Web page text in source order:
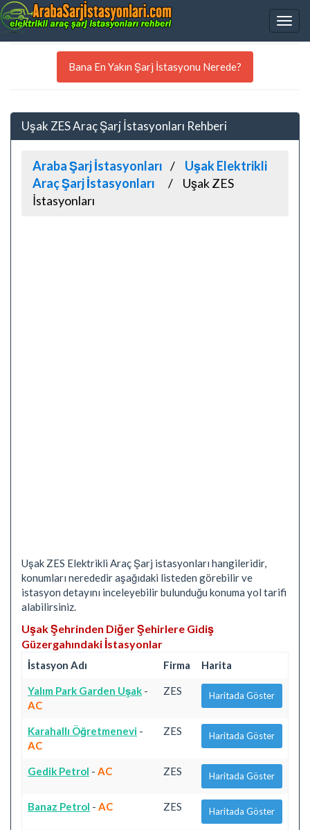
Bana En Yakın Şarj İstasyonu Nerede?
Uşak ZES Araç Şarj İstasyonları Rehberi
Araba Şarj İstasyonları
Uşak Elektrikli
Araç Şarj İstasyonları
Uşak ZES
İstasyonları
Uşak ZES Elektrikli Araç Şarj istasyonları hangileridir,
konumları nerededir aşağıdaki listeden görebilir ve
istasyon detayını inceleyebilir bulunduğu konuma yol tarifi
alabilirsiniz.
Uşak Şehrinden Diğer Şehirlere Gidiş
Güzergahındaki İstasyonlar
İstasyon Adı Firma Harita
Yalım Park Garden Uşak -
AC
ZES Haritada Göster
Karahallı Öğretmenevi -
AC
ZES Haritada Göster
Gedik Petrol - AC ZES Haritada Göster
Banaz Petrol - AC ZES Haritada Göster